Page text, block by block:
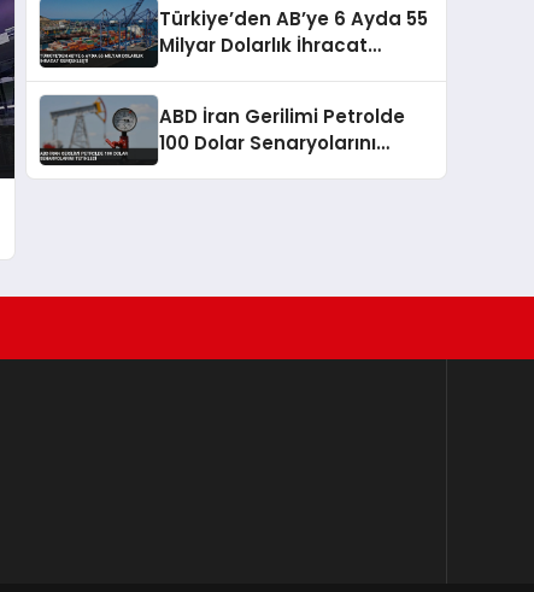
Türkiye’den AB’ye 6 Ayda 55
Milyar Dolarlık İhracat
ABD İran Gerilimi Petrolde
100 Dolar Senaryolarını